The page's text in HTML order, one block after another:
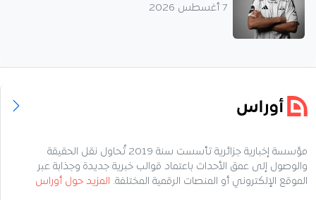
7 أغسطس 2026
مؤسسة إخبارية جزائرية تأسست سنة 2019 تُحاول نقل الحقيقة
والوصول إلى عمق الأحداث باعتماد قوالب خبرية جديدة وجذابة عبر
الموقع الإلكتروني أو المنصات الرقمية المختلفة. المزيد حول أوراس